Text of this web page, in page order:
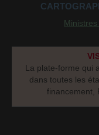
La plate-forme qui
dans toutes les
financement,